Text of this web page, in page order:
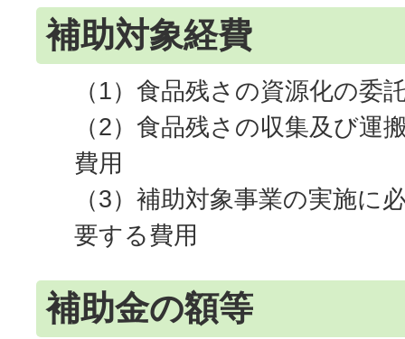
補助対象経費
（1）食品残さの資源化の委
（2）食品残さの収集及び運
費用
（3）補助対象事業の実施に
要する費用
補助金の額等